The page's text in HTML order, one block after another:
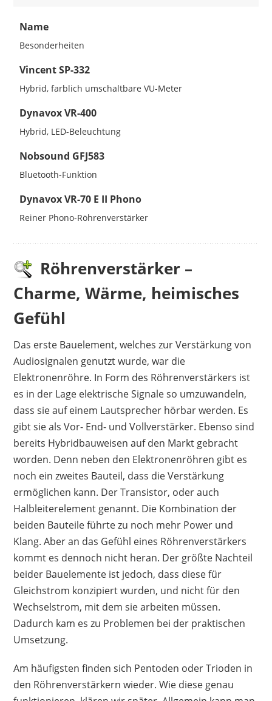
Name
Besonderheiten
Vincent SP-332
Hybrid, farblich umschaltbare VU-Meter
Dynavox VR-400
Hybrid, LED-Beleuchtung
Nobsound GFJ583
Bluetooth-Funktion
Dynavox VR-70 E II Phono
Reiner Phono-Röhrenverstärker
Röhrenverstärker –
Charme, Wärme, heimisches
Gefühl
Das erste Bauelement, welches zur Verstärkung von
Audiosignalen genutzt wurde, war die
Elektronenröhre. In Form des Röhrenverstärkers ist
es in der Lage elektrische Signale so umzuwandeln,
dass sie auf einem Lautsprecher hörbar werden. Es
gibt sie als Vor- End- und Vollverstärker. Ebenso sind
bereits Hybridbauweisen auf den Markt gebracht
worden. Denn neben den Elektronenröhren gibt es
noch ein zweites Bauteil, dass die Verstärkung
ermöglichen kann. Der Transistor, oder auch
Halbleiterelement genannt. Die Kombination der
beiden Bauteile führte zu noch mehr Power und
Klang. Aber an das Gefühl eines Röhrenverstärkers
kommt es dennoch nicht heran. Der größte Nachteil
beider Bauelemente ist jedoch, dass diese für
Gleichstrom konzipiert wurden, und nicht für den
Wechselstrom, mit dem sie arbeiten müssen.
Dadurch kam es zu Problemen bei der praktischen
Umsetzung.
Am häufigsten finden sich Pentoden oder Trioden in
den Röhrenverstärkern wieder. Wie diese genau